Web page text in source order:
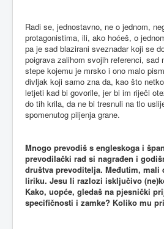
Radi se, jednostavno, ne o jednom,
protagonistima, ili, ako hoćeš, o
pa je sad blazirani sveznadar koji se
poigrava zalihom svojih referenci, sad
stepe kojemu je mrsko i ono malo
divljak koji samo zna da, kao što
letjeti kad bi govorile, jer bi im riječi
do tih krila, da ne bi tresnuli na tlo
spomenutog piljenja grane.
Mnogo prevodiš s engleskoga i
prevodilački rad si nagrađen i
društva prevoditelja. Međutim, mali
liriku. Jesu li razlozi isključivo
Kako, uopće, gledaš na pjesnički
specifičnosti i zamke? Koliko mu